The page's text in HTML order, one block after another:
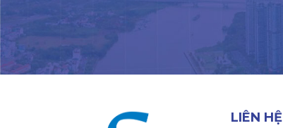
LIÊN HỆ